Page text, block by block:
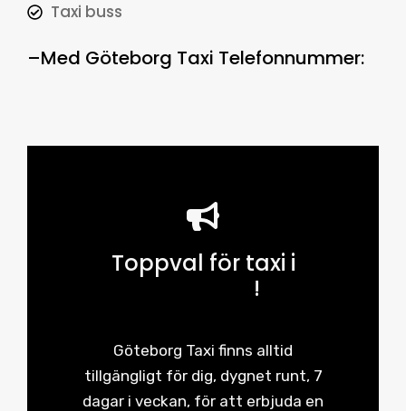
Taxi buss
–Med Göteborg Taxi Telefonnummer:
Toppval för taxi i
!
Göteborg Taxi finns alltid
tillgängligt för dig, dygnet runt, 7
dagar i veckan, för att erbjuda en